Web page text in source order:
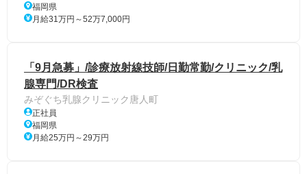
福岡県
月給31万円～52万7,000円
「9月急募」/診療放射線技師/日勤常勤/クリニック/乳
腺専門/DR検査
みぞぐち乳腺クリニック唐人町
正社員
福岡県
月給25万円～29万円